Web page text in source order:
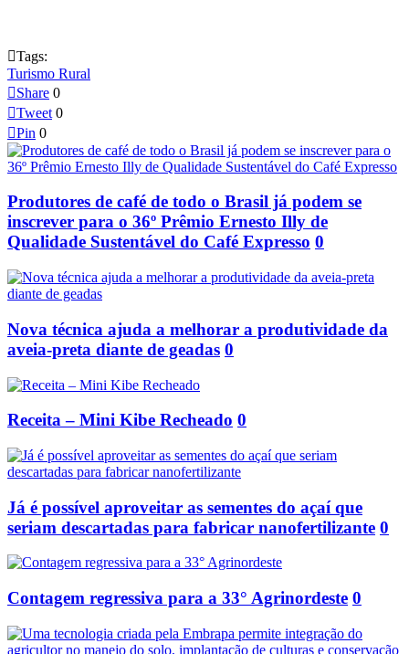
Tags:
Turismo Rural
Share 0
Tweet 0
Pin 0
Produtores de café de todo o Brasil já podem se
inscrever para o 36º Prêmio Ernesto Illy de
Qualidade Sustentável do Café Expresso 0
Nova técnica ajuda a melhorar a produtividade da
aveia-preta diante de geadas 0
Receita – Mini Kibe Recheado 0
Já é possível aproveitar as sementes do açaí que
seriam descartadas para fabricar nanofertilizante 0
Contagem regressiva para a 33° Agrinordeste 0